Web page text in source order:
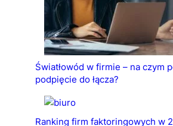
Światłowód w firmie – na czym
podpięcie do łącza?
Ranking firm faktoringowych w